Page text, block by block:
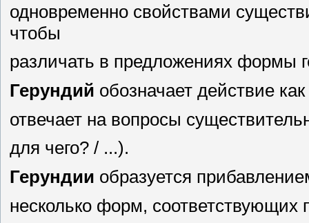
одновременно свойствами
чтобы
различать в предложениях формы
Герундий обозначает действие
отвечает на вопросы
для чего? / ...).
Герундии образуется
несколько форм,